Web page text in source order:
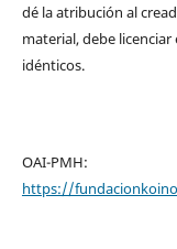
dé la atribución al
material, debe
idénticos.
OAI-PMH:
https://